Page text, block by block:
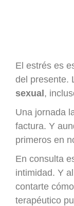
El estrés es
del presente.
sexual ,
Una jornada
factura. Y
primeros en
En consulta
intimidad. Y
contarte
terapéutico